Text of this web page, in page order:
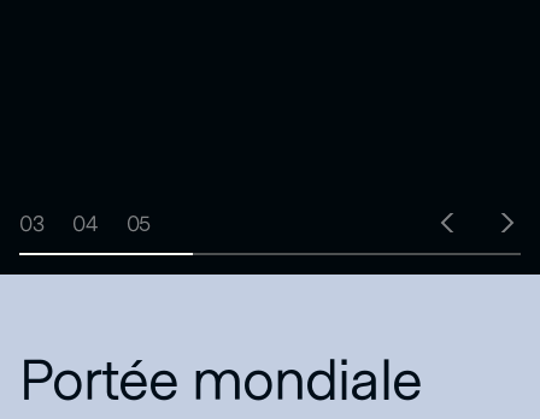
03 04 05
Portée mondiale